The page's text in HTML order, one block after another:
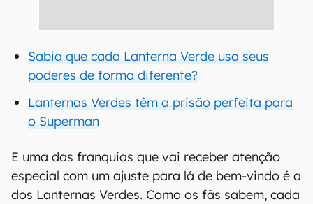
Sabia que cada Lanterna Verde usa seus
poderes de forma diferente?
Lanternas Verdes têm a prisão perfeita para
o Superman
E uma das franquias que vai receber atenção
especial com um ajuste para lá de bem-vindo é a
dos Lanternas Verdes. Como os fãs sabem, cada